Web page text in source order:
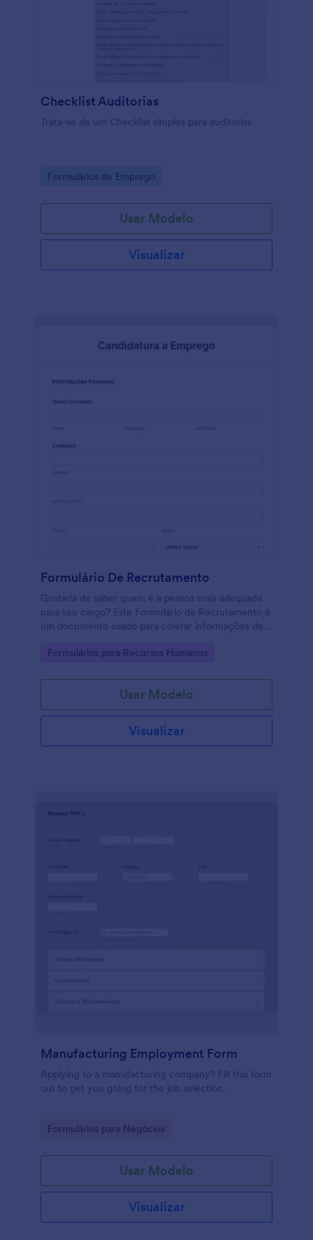
Checklist Auditorias
Trata-se de um Checklist simples para auditorias
Go to Category:
Formulários de Emprego
Usar Modelo
Visualizar
Formulário De Recrutamento
Gostaria de saber quem é a pessoa mais adequada
para seu cargo? Este Formulário de Recrutamento é
um documento usado para coletar informações de
Go to Category:
Formulários para Recursos Humanos
Usar Modelo
Visualizar
Manufacturing Employment Form
Applying to a manufacturing company? Fill this form
out to get you going for the job selection.
Go to Category:
Formulários para Negócios
Usar Modelo
Visualizar